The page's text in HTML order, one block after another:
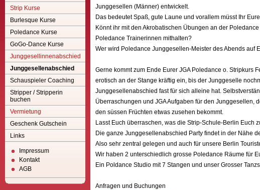
Strip Kurse
Burlesque Kurse
Poledance Kurse
GoGo-Dance Kurse
Junggesellinnenabschied
Junggesellenabschied
Schauspieler Coaching
Stripper / Stripperin
buchen
Vermietung
Geschenk Gutschein
Links
Impressum
Kontakt
AGB
Junggesellen (Männer) entwickelt.
Das bedeutet Spaß, gute Laune und vorallem müsst Ihr
Könnt ihr mit den Akrobatischen Übungen an der
Poledance Trainerinnen mithalten?
Wer wird Poledance Junggesellen-Meister des Abends auf
Gerne kommt zum Ende Eurer JGA Poledance o. Stripkurs
erotisch an der Stange kräftig ein, bis der Junggeselle
Junggesellenabschied fast für sich alleine hat.
Überraschungen und JGA Aufgaben für den Junggesellen,
den süssen Früchten etwas zusehen bekommt.
Lasst Euch überraschen, was die Strip-Schule-Berlin Euch
Die ganze Junggesellenabschied Party findet in der Nähe
Also sehr zentral gelegen und auch für unsere Berlin
Wir haben 2 unterschiedlich grosse Poledance Räume für
Ein Poldance Studio mit 7 Stangen und unser Grosser
Anfragen und Buchungen